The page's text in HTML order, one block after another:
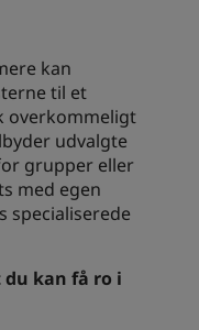
kan
til et
overkommeligt
udvalgte
grupper eller
med egen
specialiserede
kan få ro i